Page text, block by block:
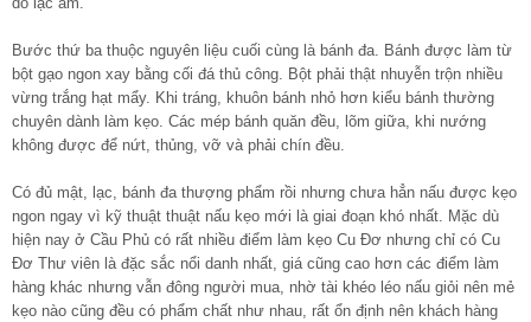
Bước thứ ba thuộc nguyên liệu cuối cùng là bánh đa. Bánh được làm từ
bột gạo ngon xay bằng cối đá thủ công. Bột phải thật nhuyễn trộn nhiều
vừng trắng hạt mẩy. Khi tráng, khuôn bánh nhỏ hơn kiểu bánh thường
chuyên dành làm kẹo. Các mép bánh quăn đều, lõm giữa, khi nướng
không được để nứt, thủng, vỡ và phải chín đều.
Có đủ mật, lạc, bánh đa thượng phẩm rồi nhưng chưa hẳn nấu được kẹo
ngon ngay vì kỹ thuật thuật nấu kẹo mới là giai đoạn khó nhất. Mặc dù
hiện nay ở Cầu Phủ có rất nhiều điểm làm kẹo Cu Đơ nhưng chỉ có Cu
Đơ Thư viên là đặc sắc nổi danh nhất, giá cũng cao hơn các điểm làm
hàng khác nhưng vẫn đông người mua, nhờ tài khéo léo nấu giỏi nên mẻ
kẹo nào cũng đều có phẩm chất như nhau, rất ổn định nên khách hàng